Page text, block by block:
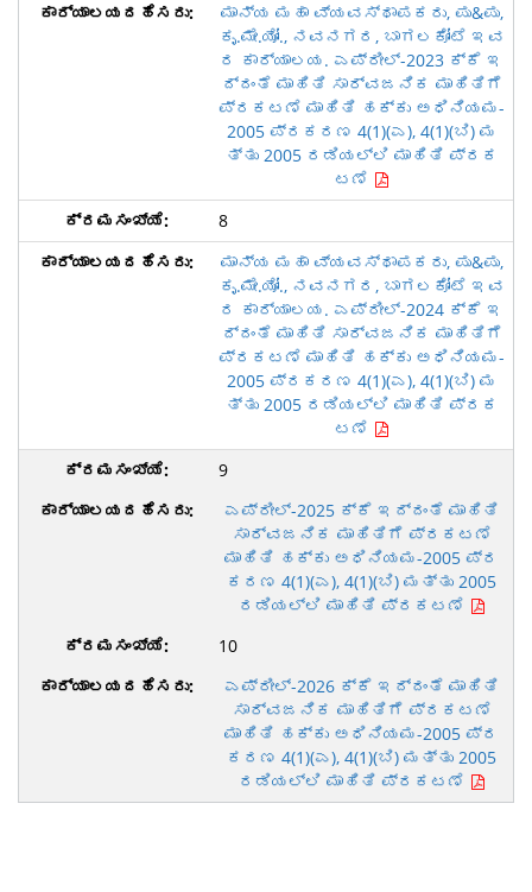
ಮಾನ್ಯ ಮಹಾ ವ್ಯವಸ್ಥಾಪಕರು, ಪು&ಪು,
ಕೃ.ಮೇ.ಯೋ., ನವನಗರ, ಬಾಗಲಕೋಟೆ ಇವ
ರ ಕಾರ್ಯಾಲಯ. ಎಪ್ರೀಲ್-2023 ಕ್ಕೆ ಇ
ದ್ದಂತೆ ಮಾಹಿತಿ ಸಾರ್ವಜನಿಕ ಮಾಹಿತಿಗೆ
ಪ್ರಕಟಣೆ ಮಾಹಿತಿ ಹಕ್ಕು ಅಧಿನಿಯಮ-
2005 ಪ್ರಕರಣ 4(1)(ಎ), 4(1)(ಬಿ) ಮ
ತ್ತು 2005 ರಡಿಯಲ್ಲಿ ಮಾಹಿತಿ ಪ್ರಕ
ಟಣೆ
8
ಮಾನ್ಯ ಮಹಾ ವ್ಯವಸ್ಥಾಪಕರು, ಪು&ಪು,
ಕೃ.ಮೇ.ಯೋ., ನವನಗರ, ಬಾಗಲಕೋಟೆ ಇವ
ರ ಕಾರ್ಯಾಲಯ. ಎಪ್ರೀಲ್-2024 ಕ್ಕೆ ಇ
ದ್ದಂತೆ ಮಾಹಿತಿ ಸಾರ್ವಜನಿಕ ಮಾಹಿತಿಗೆ
ಪ್ರಕಟಣೆ ಮಾಹಿತಿ ಹಕ್ಕು ಅಧಿನಿಯಮ-
2005 ಪ್ರಕರಣ 4(1)(ಎ), 4(1)(ಬಿ) ಮ
ತ್ತು 2005 ರಡಿಯಲ್ಲಿ ಮಾಹಿತಿ ಪ್ರಕ
ಟಣೆ
9
ಎಪ್ರೀಲ್-2025 ಕ್ಕೆ ಇದ್ದಂತೆ ಮಾಹಿತಿ
ಸಾರ್ವಜನಿಕ ಮಾಹಿತಿಗೆ ಪ್ರಕಟಣೆ
ಮಾಹಿತಿ ಹಕ್ಕು ಅಧಿನಿಯಮ-2005 ಪ್ರ
ಕರಣ 4(1)(ಎ), 4(1)(ಬಿ) ಮತ್ತು 2005
ರಡಿಯಲ್ಲಿ ಮಾಹಿತಿ ಪ್ರಕಟಣೆ
10
ಎಪ್ರೀಲ್-2026 ಕ್ಕೆ ಇದ್ದಂತೆ ಮಾಹಿತಿ
ಸಾರ್ವಜನಿಕ ಮಾಹಿತಿಗೆ ಪ್ರಕಟಣೆ
ಮಾಹಿತಿ ಹಕ್ಕು ಅಧಿನಿಯಮ-2005 ಪ್ರ
ಕರಣ 4(1)(ಎ), 4(1)(ಬಿ) ಮತ್ತು 2005
ರಡಿಯಲ್ಲಿ ಮಾಹಿತಿ ಪ್ರಕಟಣೆ